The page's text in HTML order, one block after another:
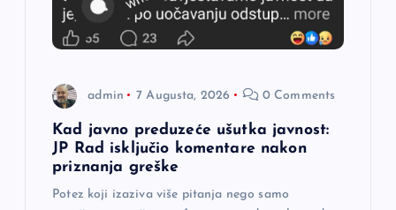
admin 7 Augusta, 2026 0 Comments
Kad javno preduzeće ušutka javnost:
JP Rad isključio komentare nakon
priznanja greške
Potez koji izaziva više pitanja nego samo